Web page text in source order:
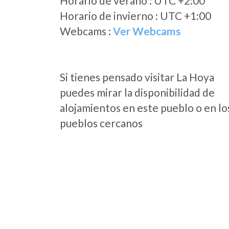
Horario de invierno : UTC +1:00
Webcams : Ver Webcams
Si tienes pensado visitar La Hoya
puedes mirar la disponibilidad de
alojamientos en este pueblo o en
pueblos cercanos